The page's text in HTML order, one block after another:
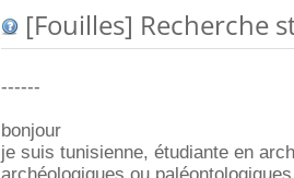
[Fouilles] Recherche
------
bonjour
je suis tunisienne, étudiante en